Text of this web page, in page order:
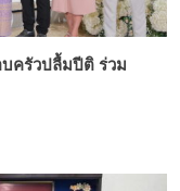
ครัวปลื้มปีติ ร่วม